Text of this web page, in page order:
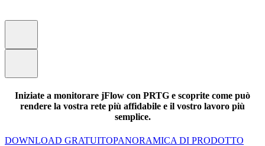
Iniziate a monitorare jFlow con PRTG e scoprite come può
rendere la vostra rete più affidabile e il vostro lavoro più
semplice.
DOWNLOAD GRATUITOPANORAMICA DI PRODOTTO